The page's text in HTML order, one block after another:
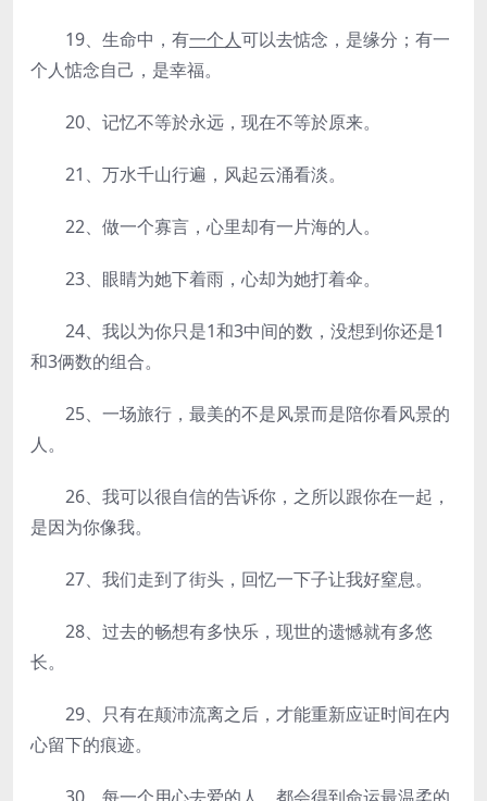
19、生命中，有一个人可以去惦念，是缘分；有一
个人惦念自己，是幸福。
20、记忆不等於永远，现在不等於原来。
21、万水千山行遍，风起云涌看淡。
22、做一个寡言，心里却有一片海的人。
23、眼睛为她下着雨，心却为她打着伞。
24、我以为你只是1和3中间的数，没想到你还是1
和3俩数的组合。
25、一场旅行，最美的不是风景而是陪你看风景的
人。
26、我可以很自信的告诉你，之所以跟你在一起，
是因为你像我。
27、我们走到了街头，回忆一下子让我好窒息。
28、过去的畅想有多快乐，现世的遗憾就有多悠
长。
29、只有在颠沛流离之后，才能重新应证时间在内
心留下的痕迹。